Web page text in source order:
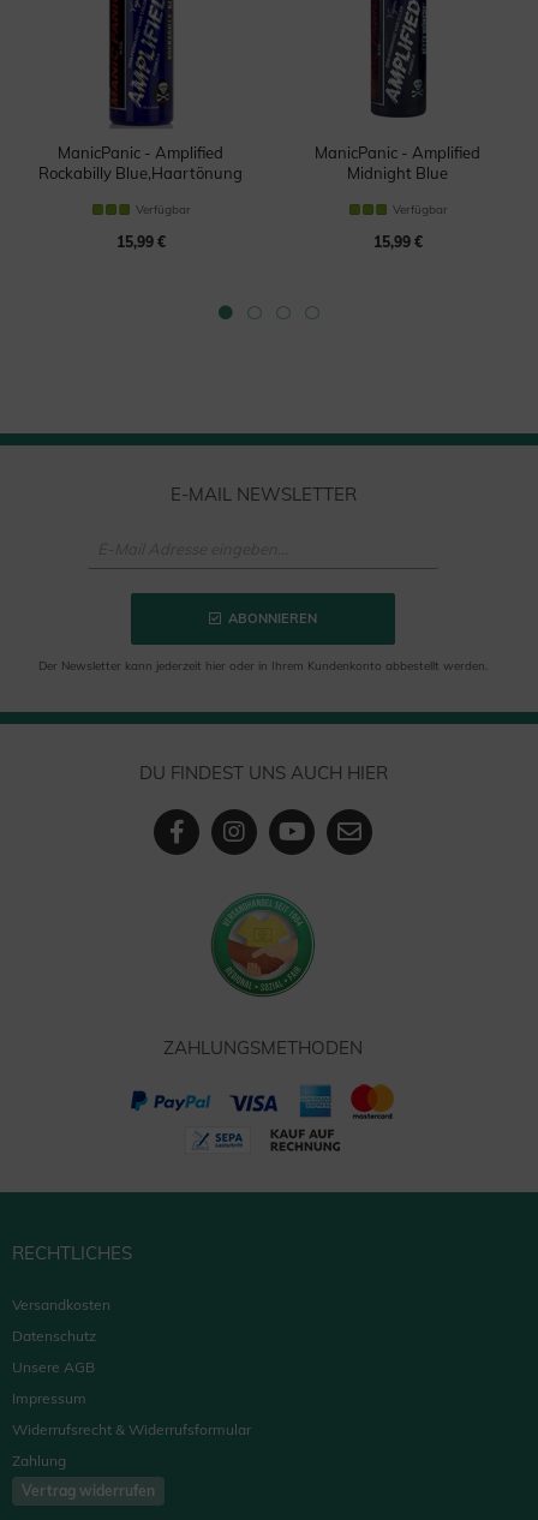
ManicPanic - Amplified
Rockabilly Blue,Haartönung
Verfügbar
15,99 €
ManicPanic - Amplified
Midnight Blue
Verfügbar
15,99 €
E-MAIL NEWSLETTER
ABONNIEREN
Der Newsletter kann jederzeit hier oder in Ihrem Kundenkonto abbestellt werden.
DU FINDEST UNS AUCH HIER
ZAHLUNGSMETHODEN
RECHTLICHES
Versandkosten
Datenschutz
Unsere AGB
Impressum
Widerrufsrecht & Widerrufsformular
Zahlung
Vertrag widerrufen